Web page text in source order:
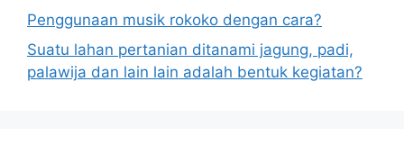
Penggunaan musik rokoko dengan cara?
Suatu lahan pertanian ditanami jagung, padi,
palawija dan lain lain adalah bentuk kegiatan?